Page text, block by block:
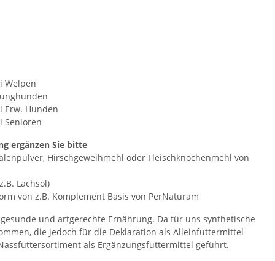
Welpen
Erw. Hunden
Senioren
ergänzen Sie bitte
Hirschgeweihmehl oder Fleischknochenmehl von
Lachsöl)
von z.B. Komplement Basis von PerNaturam
und artgerechte Ernährung. Da für uns synthetische
die jedoch für die Deklaration als Alleinfuttermittel
als Ergänzungsfuttermittel geführt.